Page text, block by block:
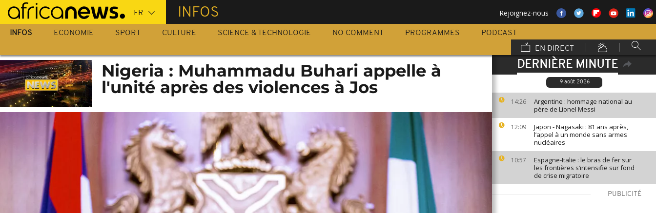
Passer
au
contenu
INFOS Rejoignez-nous
INFOS ECONOMIE SPORT CULTURE SCIENCE & TECHNOLOGIE NO COMMENT PROGRAMMES
PODCAST
EN DIRECT
DERNIÈRE MINUTE
9 août 2026
14:26
Argentine : hommage national au
père de Lionel Messi
12:09
Japon - Nagasaki : 81 ans après,
l’appel à un monde sans armes
nucléaires
10:57
Espagne-Italie : le bras de fer sur
les frontières s’intensifie sur fond
de crise migratoire
PUBLICITÉ
Nigeria : Muhammadu Buhari appelle à
l'unité après des violences à Jos